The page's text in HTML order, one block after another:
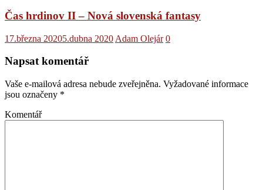
Čas hrdinov II – Nová slovenská fantasy
17.března 20205.dubna 2020 Adam Olejár 0
Napsat komentář
Vaše e-mailová adresa nebude zveřejněna. Vyžadované informace
jsou označeny *
Komentář